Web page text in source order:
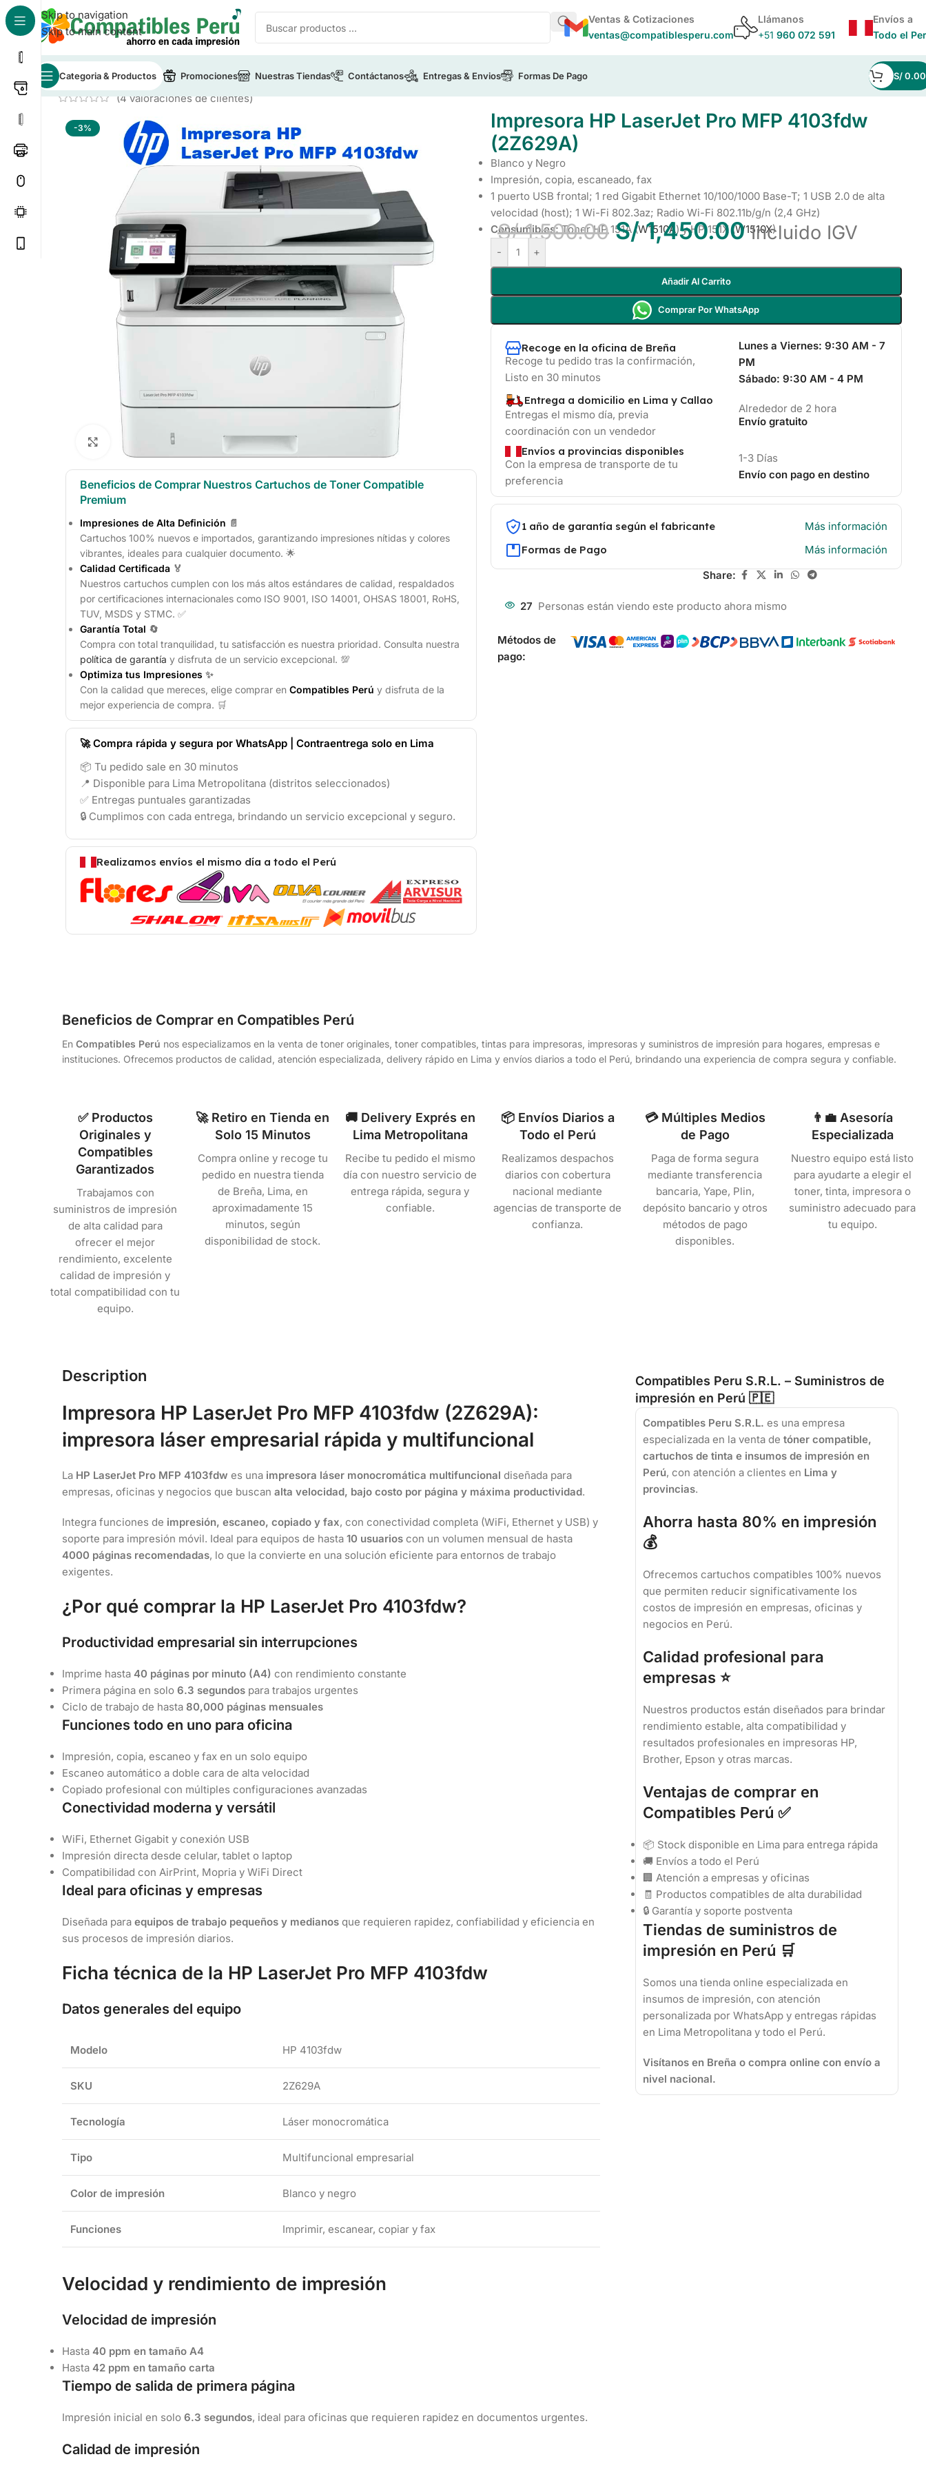
Skip to navigation
Skip to main content
Ventas & Cotizaciones
ventas@compatiblesperu.com
Llámanos
+51 960 072 591
Envíos a
Todo el
Categoria & Productos Promociones Nuestras Tiendas Contáctanos Entregas & Envios Formas De Pago S/0.00
Inicio/Impresora/Impresora HP
(4valoraciones de clientes)
-3%
Click to enlarge
Beneficios de Comprar Nuestros Cartuchos de Toner Compatible
Premium
Impresiones de Alta Definición 📄
Cartuchos 100% nuevos e importados, garantizando impresiones nítidas y colores
vibrantes, ideales para cualquier documento. 🌟
Calidad Certificada 🏅
Nuestros cartuchos cumplen con los más altos estándares de calidad, respaldados
por certificaciones internacionales como ISO 9001, ISO 14001, OHSAS 18001, RoHS,
TUV, MSDS y STMC. ✅
Garantía Total 🔄
Compra con total tranquilidad, tu satisfacción es nuestra prioridad. Consulta nuestra
política de garantía y disfruta de un servicio excepcional. 💯
Optimiza tus Impresiones ✨
Con la calidad que mereces, elige comprar en Compatibles Perú y disfruta de la
mejor experiencia de compra. 🛒
🚀 Compra rápida y segura por WhatsApp | Contraentrega solo en Lima
📦 Tu pedido sale en 30 minutos
📍 Disponible para Lima Metropolitana (distritos seleccionados)
✅ Entregas puntuales garantizadas
🔒 Cumplimos con cada entrega, brindando un servicio excepcional y seguro.
Realizamos envíos el mismo día a todo el Perú
Impresora HP LaserJet Pro MFP 4103fdw
(2Z629A)
Blanco y Negro
Impresión, copia, escaneado, fax
1 puerto USB frontal; 1 red Gigabit Ethernet 10/100/1000 Base-T; 1 USB 2.0 de alta
velocidad (host); 1 Wi-Fi 802.3az; Radio Wi-Fi 802.11b/g/n (2,4 GHz)
Consumibles:Toner HP 151A (W1510A) y HP 151X (W1510X)
S/1,500.00 S/1,450.00 Incluido IGV
- +
Añadir Al Carrito
Comprar Por WhatsApp
Recoge en la oficina de Breña
Recoge tu pedido tras la confirmación,
Listo en 30 minutos
Lunes a Viernes: 9:30 AM - 7
PM
Sábado: 9:30 AM - 4 PM
Entrega a domicilio en Lima y Callao
Entregas el mismo día, previa
coordinación con un vendedor
Alrededor de 2 hora
Envío gratuito
Envíos a provincias disponibles
Con la empresa de transporte de tu
preferencia
1-3 Días
Envío con pago en destino
1 año de garantía según el fabricante
Más información
Formas de Pago
Más información
Share:
27 Personas están viendo este producto ahora mismo
Métodos de
pago:
Beneficios de Comprar en Compatibles Perú
En Compatibles Perú nos especializamos en la venta de toner originales, toner compatibles, tintas para impresoras, impresoras y suministros de impresión para hogares, empresas e
instituciones. Ofrecemos productos de calidad, atención especializada, delivery rápido en Lima y envíos diarios a todo el Perú, brindando una experiencia de compra segura y confiable.
✅ Productos
Originales y
Compatibles
Garantizados
Trabajamos con
suministros de impresión
de alta calidad para
ofrecer el mejor
rendimiento, excelente
calidad de impresión y
total compatibilidad con tu
equipo.
🚀 Retiro en Tienda en
Solo 15 Minutos
Compra online y recoge tu
pedido en nuestra tienda
de Breña, Lima, en
aproximadamente 15
minutos, según
disponibilidad de stock.
🚚 Delivery Exprés en
Lima Metropolitana
Recibe tu pedido el mismo
día con nuestro servicio de
entrega rápida, segura y
confiable.
📦 Envíos Diarios a
Todo el Perú
Realizamos despachos
diarios con cobertura
nacional mediante
agencias de transporte de
confianza.
💳 Múltiples Medios
de Pago
Paga de forma segura
mediante transferencia
bancaria, Yape, Plin,
depósito bancario y otros
métodos de pago
disponibles.
👨‍💼 Asesoría
Especializada
Nuestro equipo está listo
para ayudarte a elegir el
toner, tinta, impresora o
suministro adecuado para
tu equipo.
Description
Impresora HP LaserJet Pro MFP 4103fdw (2Z629A):
impresora láser empresarial rápida y multifuncional
La HP LaserJet Pro MFP 4103fdw es una impresora láser monocromática multifuncional diseñada para
empresas, oficinas y negocios que buscan alta velocidad, bajo costo por página y máxima productividad.
Integra funciones de impresión, escaneo, copiado y fax, con conectividad completa (WiFi, Ethernet y USB) y
soporte para impresión móvil. Ideal para equipos de hasta 10 usuarios con un volumen mensual de hasta
4000 páginas recomendadas, lo que la convierte en una solución eficiente para entornos de trabajo
exigentes.
¿Por qué comprar la HP LaserJet Pro 4103fdw?
Productividad empresarial sin interrupciones
Imprime hasta 40 páginas por minuto (A4) con rendimiento constante
Primera página en solo 6.3 segundos para trabajos urgentes
Ciclo de trabajo de hasta 80,000 páginas mensuales
Funciones todo en uno para oficina
Impresión, copia, escaneo y fax en un solo equipo
Escaneo automático a doble cara de alta velocidad
Copiado profesional con múltiples configuraciones avanzadas
Conectividad moderna y versátil
WiFi, Ethernet Gigabit y conexión USB
Impresión directa desde celular, tablet o laptop
Compatibilidad con AirPrint, Mopria y WiFi Direct
Ideal para oficinas y empresas
Diseñada para equipos de trabajo pequeños y medianos que requieren rapidez, confiabilidad y eficiencia en
sus procesos de impresión diarios.
Ficha técnica de la HP LaserJet Pro MFP 4103fdw
Datos generales del equipo
Modelo HP 4103fdw
SKU 2Z629A
Tecnología Láser monocromática
Tipo Multifuncional empresarial
Color de impresión Blanco y negro
Funciones Imprimir, escanear, copiar y fax
Velocidad y rendimiento de impresión
Velocidad de impresión
Hasta 40 ppm en tamaño A4
Hasta 42 ppm en tamaño carta
Tiempo de salida de primera página
Impresión inicial en solo 6.3 segundos, ideal para oficinas que requieren rapidez en documentos urgentes.
Calidad de impresión
Compatibles Peru S.R.L. – Suministros de
impresión en Perú 🇵🇪
Compatibles Peru S.R.L. es una empresa
especializada en la venta de tóner compatible,
cartuchos de tinta e insumos de impresión en
Perú, con atención a clientes en Lima y
provincias.
Ahorra hasta 80% en impresión
💰
Ofrecemos cartuchos compatibles 100% nuevos
que permiten reducir significativamente los
costos de impresión en empresas, oficinas y
negocios en Perú.
Calidad profesional para
empresas ⭐
Nuestros productos están diseñados para brindar
rendimiento estable, alta compatibilidad y
resultados profesionales en impresoras HP,
Brother, Epson y otras marcas.
Ventajas de comprar en
Compatibles Perú ✅
📦 Stock disponible en Lima para entrega rápida
🚚 Envíos a todo el Perú
🏢 Atención a empresas y oficinas
🧾 Productos compatibles de alta durabilidad
🔒 Garantía y soporte postventa
Tiendas de suministros de
impresión en Perú 🛒
Somos una tienda online especializada en
insumos de impresión, con atención
personalizada por WhatsApp y entregas rápidas
en Lima Metropolitana y todo el Perú.
Visítanos en Breña o compra online con envío a
nivel nacional.